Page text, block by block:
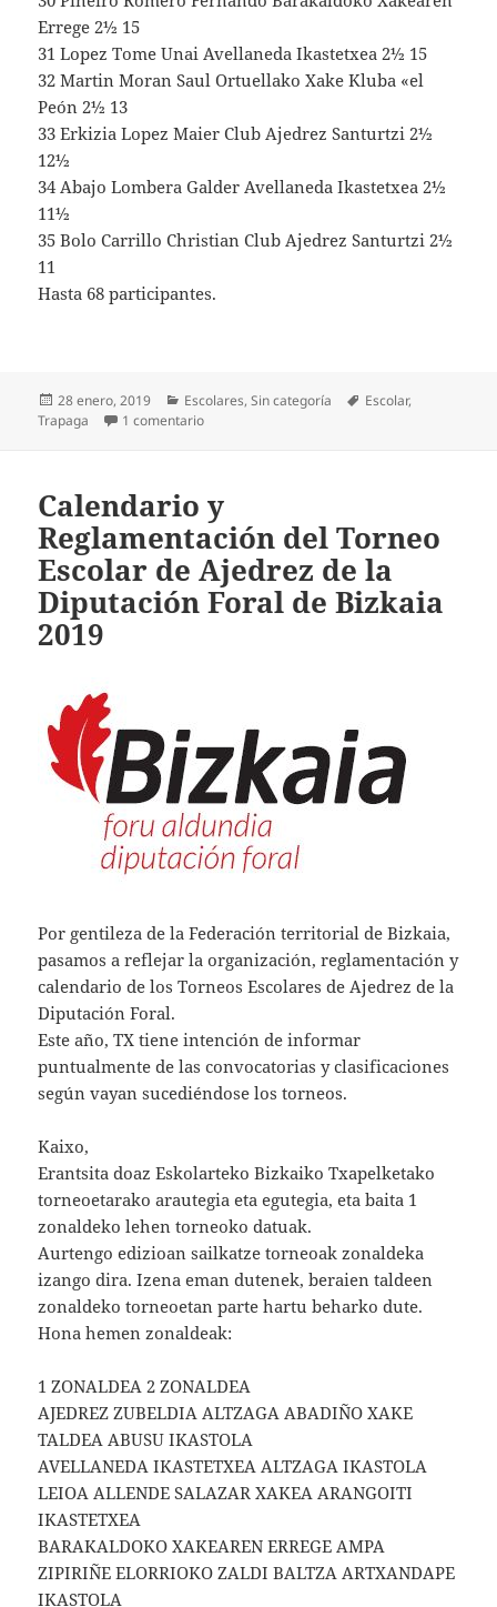
Errege 2½ 15
31 Lopez Tome Unai Avellaneda Ikastetxea 2½ 15
32 Martin Moran Saul Ortuellako Xake Kluba «el
Peón 2½ 13
33 Erkizia Lopez Maier Club Ajedrez Santurtzi 2½
12½
34 Abajo Lombera Galder Avellaneda Ikastetxea 2½
11½
35 Bolo Carrillo Christian Club Ajedrez Santurtzi 2½
11
Hasta 68 participantes.
Publicado
el
28 enero, 2019 Categorías
Escolares,Sin categoría Etiquetas
Escolar,
Trapaga
1 comentarioen Buen comienzo del Escolar de Bizkaia 2019
Calendario y
Reglamentación del Torneo
Escolar de Ajedrez de la
Diputación Foral de Bizkaia
2019
Por gentileza de la Federación territorial de Bizkaia,
pasamos a reflejar la organización, reglamentación y
calendario de los Torneos Escolares de Ajedrez de la
Diputación Foral.
Este año, TX tiene intención de informar
puntualmente de las convocatorias y clasificaciones
según vayan sucediéndose los torneos.
Kaixo,
Erantsita doaz Eskolarteko Bizkaiko Txapelketako
torneoetarako arautegia eta egutegia, eta baita 1
zonaldeko lehen torneoko datuak.
Aurtengo edizioan sailkatze torneoak zonaldeka
izango dira. Izena eman dutenek, beraien taldeen
zonaldeko torneoetan parte hartu beharko dute.
Hona hemen zonaldeak:
1 ZONALDEA 2 ZONALDEA
AJEDREZ ZUBELDIA ALTZAGA ABADIÑO XAKE
TALDEA ABUSU IKASTOLA
AVELLANEDA IKASTETXEA ALTZAGA IKASTOLA
LEIOA ALLENDE SALAZAR XAKEA ARANGOITI
IKASTETXEA
BARAKALDOKO XAKEAREN ERREGE AMPA
ZIPIRIÑE ELORRIOKO ZALDI BALTZA ARTXANDAPE
IKASTOLA